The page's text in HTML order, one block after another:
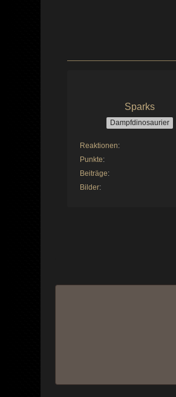
Sparks
Dampfdinosaurier
Reaktionen
Punkte
Beiträge
Bilder